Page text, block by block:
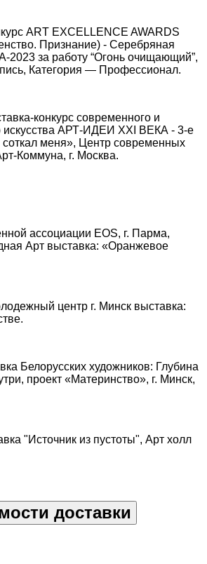
ART EXCELLENCE AWARDS
Признание) - Серебряная
2023 за работу “Огонь очищающий”,
Категория — Профессионал.
конкурс современного и
искусства АРТ-ИДЕИ ХХI ВЕКА - 3-е
соткал меня», Центр современных
Коммуна, г. Москва.
ассоциации EOS, г. Парма,
Арт выставка: «Оранжевое
центр г. Минск выставка:
Белорусских художников: Глубина
проект «Материнство», г. Минск,
"Источник из пустоты", Арт холл
доставки